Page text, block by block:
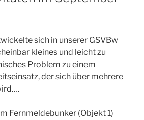
sich in unserer GSVBw
kleines und leicht zu
Problem zu einem
der sich über mehrere
Fernmeldebunker (Objekt 1)